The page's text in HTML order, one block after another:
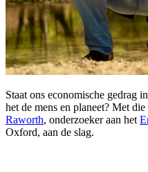
Staat ons economische gedrag
het de mens en planeet? Met
Raworth, onderzoeker aan het
Oxford, aan de slag.